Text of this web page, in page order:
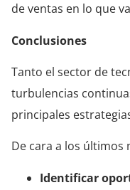
de ventas en lo que
Conclusiones
Tanto el sector de
turbulencias
principales
De cara a los últimos
Identificar